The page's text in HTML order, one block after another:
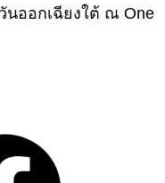
นออกเฉียงใต้ ณ One